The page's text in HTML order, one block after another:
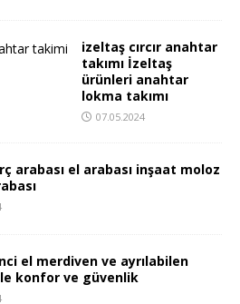
izeltaş cırcır anahtar
takımı İzeltaş
ürünleri anahtar
lokma takımı
07.05.2024
arabası el arabası inşaat moloz
el merdiven ve ayrılabilen
konfor ve güvenlik